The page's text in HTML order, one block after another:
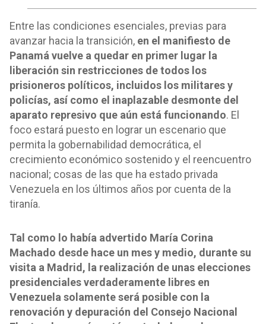
Entre las condiciones esenciales, previas para
avanzar hacia la transición, en el manifiesto de
Panamá vuelve a quedar en primer lugar la
liberación sin restricciones de todos los
prisioneros políticos, incluidos los militares y
policías, así como el inaplazable desmonte del
aparato represivo que aún está funcionando. El
foco estará puesto en lograr un escenario que
permita la gobernabilidad democrática, el
crecimiento económico sostenido y el reencuentro
nacional; cosas de las que ha estado privada
Venezuela en los últimos años por cuenta de la
tiranía.
Tal como lo había advertido María Corina
Machado desde hace un mes y medio, durante su
visita a Madrid, la realización de unas elecciones
presidenciales verdaderamente libres en
Venezuela solamente será posible con la
renovación y depuración del Consejo Nacional